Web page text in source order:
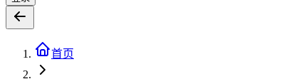
首页